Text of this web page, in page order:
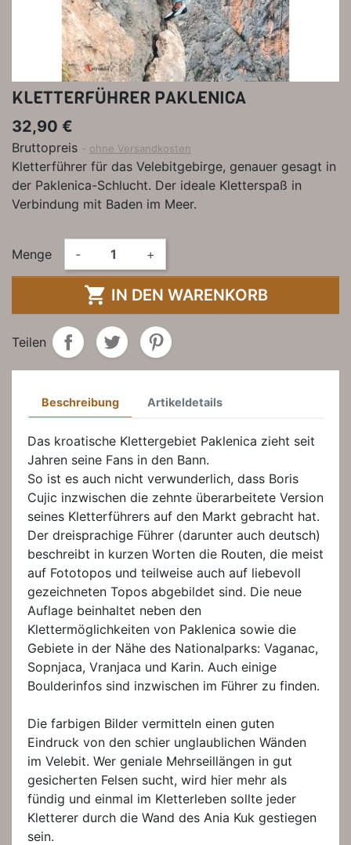
KLETTERFÜHRER PAKLENICA
32,90 €
Bruttopreis ohne Versandkosten
Kletterführer für das Velebitgebirge, genauer gesagt in
der Paklenica-Schlucht. Der ideale Kletterspaß in
Verbindung mit Baden im Meer.
Menge - +
 IN DEN WARENKORB
Teilen
Beschreibung Artikeldetails
Das kroatische Klettergebiet Paklenica zieht seit
Jahren seine Fans in den Bann.
So ist es auch nicht verwunderlich, dass Boris
Cujic inzwischen die zehnte überarbeitete Version
seines Kletterführers auf den Markt gebracht hat.
Der dreisprachige Führer (darunter auch deutsch)
beschreibt in kurzen Worten die Routen, die meist
auf Fototopos und teilweise auch auf liebevoll
gezeichneten Topos abgebildet sind. Die neue
Auflage beinhaltet neben den
Klettermöglichkeiten von Paklenica sowie die
Gebiete in der Nähe des Nationalparks: Vaganac,
Sopnjaca, Vranjaca und Karin. Auch einige
Boulderinfos sind inzwischen im Führer zu finden.
Die farbigen Bilder vermitteln einen guten
Eindruck von den schier unglaublichen Wänden
im Velebit. Wer geniale Mehrseillängen in gut
gesicherten Felsen sucht, wird hier mehr als
fündig und einmal im Kletterleben sollte jeder
Kletterer durch die Wand des Ania Kuk gestiegen
sein.